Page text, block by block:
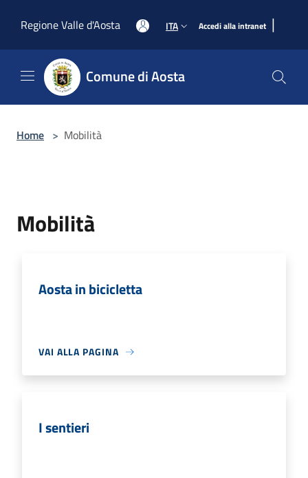
Regione Valle d'Aosta
ITA Accedi alla intranet |
Comune di Aosta
Home > Mobilità
Mobilità
Aosta in bicicletta
VAI ALLA PAGINA
I sentieri